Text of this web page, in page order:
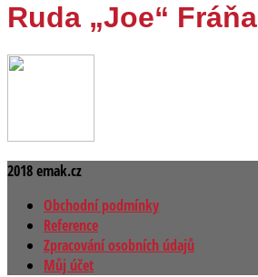
Ruda „Joe“ Fráňa
2018 emak.cz
Obchodní podmínky
Reference
Zpracování osobních údajů
Můj účet